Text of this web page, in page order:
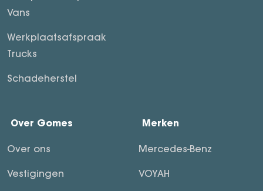
Vans
Werkplaatsafspraak
Trucks
Schadeherstel
Over Gomes
Over ons
Vestigingen
Merken
Mercedes-Benz
VOYAH